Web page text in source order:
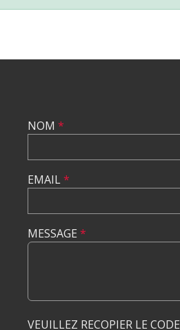
NOM *
EMAIL*
MESSAGE *
VEUILLEZ RECOPIER LE CODE